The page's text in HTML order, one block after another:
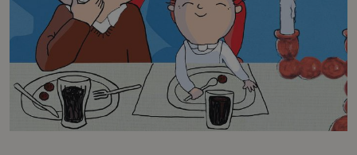
denna galet kaosiga och
medryckande bilderbok." - Erika
Hallhagen tipsar om årets bästa
böcker för barn och unga i
SvD"Mycket underhållande,
särskilt att rutscha med i Jenny
Dahlbergs bilder som inte sitter still
en enda sekund. På vartenda
uppslag finns tusen detaljer att